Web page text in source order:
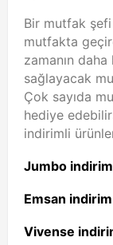
Bir mutfak şefi
mutfakta
zamanın
sağlayacak
Çok sayıda
hediye
indirimli
Jumbo
Emsan
Vivense